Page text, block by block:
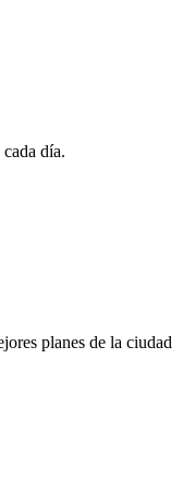
día.
planes de la ciudad